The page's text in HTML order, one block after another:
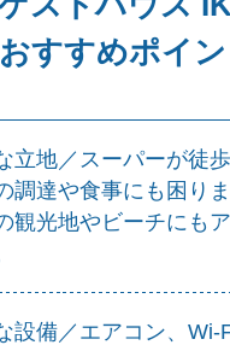
おすすめポイン
立地／スーパーが徒歩
調達や食事にも困りま
観光地やビーチにも
設備／エアコン、Wi-